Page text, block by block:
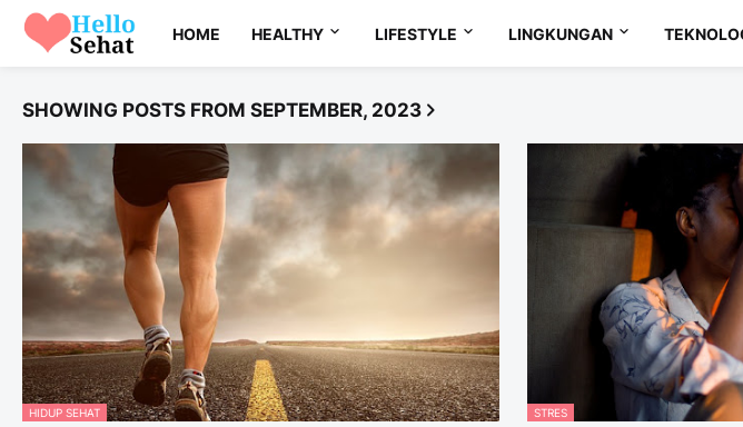
HOME HEALTHY LIFESTYLE LINGKUNGAN
SHOWING POSTS FROM SEPTEMBER, 2023
HIDUP SEHAT STRES